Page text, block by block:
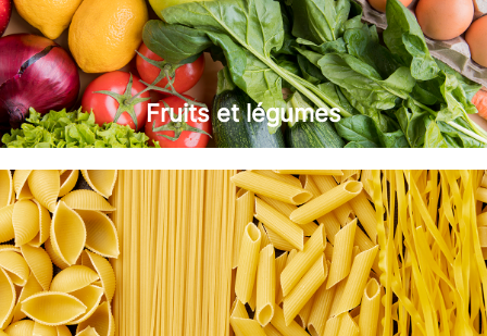
Fruits et légumes